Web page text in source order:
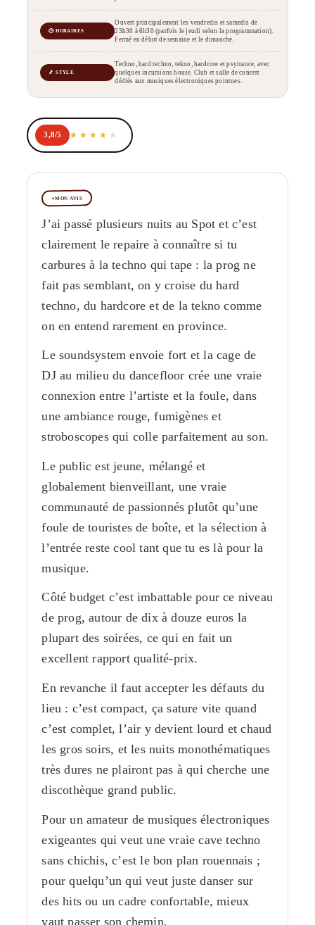
🕒 HORAIRES
Ouvert principalement les vendredis et samedis de
23h30 à 6h30 (parfois le jeudi selon la programmation).
Fermé en début de semaine et le dimanche.
🎵 STYLE
Techno, hard techno, tekno, hardcore et psytrance, avec
quelques incursions house. Club et salle de concert
dédiés aux musiques électroniques pointues.
3,8/5
MON AVIS
J’ai passé plusieurs nuits au Spot et c’est
clairement le repaire à connaître si tu
carbures à la techno qui tape : la prog ne
fait pas semblant, on y croise du hard
techno, du hardcore et de la tekno comme
on en entend rarement en province.
Le soundsystem envoie fort et la cage de
DJ au milieu du dancefloor crée une vraie
connexion entre l’artiste et la foule, dans
une ambiance rouge, fumigènes et
stroboscopes qui colle parfaitement au son.
Le public est jeune, mélangé et
globalement bienveillant, une vraie
communauté de passionnés plutôt qu’une
foule de touristes de boîte, et la sélection à
l’entrée reste cool tant que tu es là pour la
musique.
Côté budget c’est imbattable pour ce niveau
de prog, autour de dix à douze euros la
plupart des soirées, ce qui en fait un
excellent rapport qualité-prix.
En revanche il faut accepter les défauts du
lieu : c’est compact, ça sature vite quand
c’est complet, l’air y devient lourd et chaud
les gros soirs, et les nuits monothématiques
très dures ne plairont pas à qui cherche une
discothèque grand public.
Pour un amateur de musiques électroniques
exigeantes qui veut une vraie cave techno
sans chichis, c’est le bon plan rouennais ;
pour quelqu’un qui veut juste danser sur
des hits ou un cadre confortable, mieux
vaut passer son chemin.